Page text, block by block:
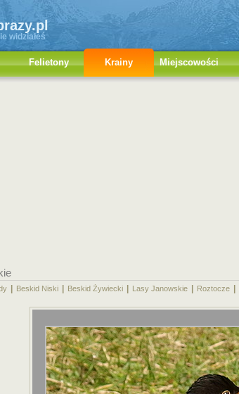
widziałeś
Felietony Krainy Miejscowości
Beskid Niski Beskid Żywiecki Lasy Janowskie Roztocze